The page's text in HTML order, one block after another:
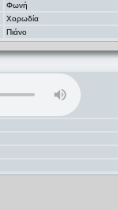
Φωνή
Χορωδία
Πιάνο